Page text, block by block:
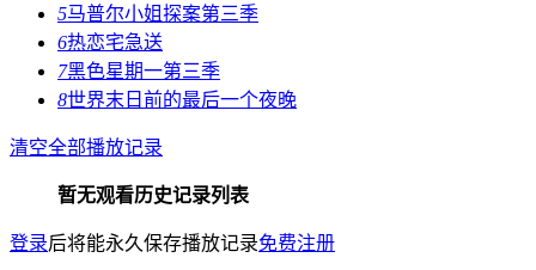
5马普尔小姐探案第三季
6热恋宅急送
7黑色星期一第三季
8世界末日前的最后一个夜晚
清空全部播放记录
暂无观看历史记录列表
登录后将能永久保存播放记录免费注册